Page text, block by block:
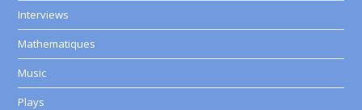
Interviews
Mathematiques
Music
Plays